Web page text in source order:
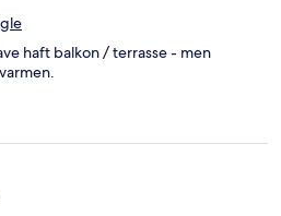
haft balkon / terrasse - men